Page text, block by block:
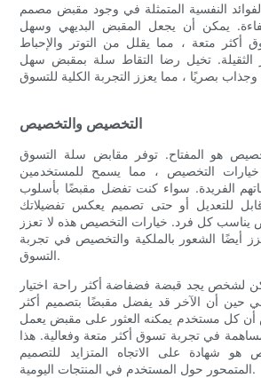
النفسية المتمثلة في وجود مقبض مصمم
يمكن أن يجعل المقبض البديهي وسهل
أكثر متعة ، مما يقلل من التوتر والإحباط
الثقيلة. تخيل رضا التقاط سلة بمقبض سهل
التخصيص والتخصيص
هو المفتاح. توفر مقابض سلة التسوق
التخصيص ، مما يسمح للمستخدمين
الفريدة. سواء كنت تفضل مقبضًا بأسلوب
للتعديل أو حتى تصميم يعكس تفضيلاتك
يناسب كل فرد. خيارات التخصيص هذه لا تعزز
أيضًا الشعور بالملكية والتخصيص في تجربة
التسوق.
لشخص يجد قبضة فضفاضة أكثر راحة اختيار
أن الآخر قد يفضل مقبضًا بتصميم أكثر
كل مستخدم يمكنه العثور على مقبض يعمل
في تجربة تسوق أكثر متعة وفعالية. هذا
شهادة على الاتجاه المتزايد للتصميم
المتمحور حول المستخدم في المنتجات اليومية.